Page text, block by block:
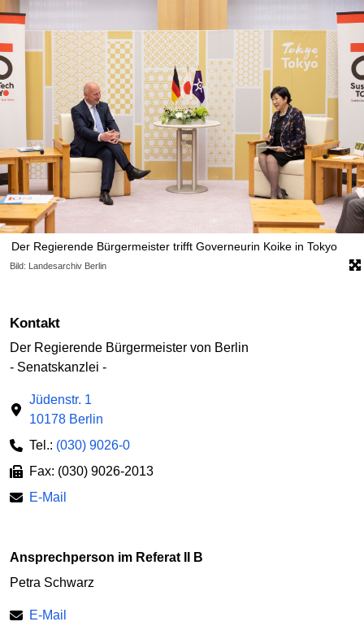
Der Regierende Bürgermeister trifft Governeurin Koike in Tokyo
Bild: Landesarchiv Berlin
Kontakt
Der Regierende Bürgermeister von Berlin
- Senatskanzlei -
Jüdenstr. 1
10178 Berlin
Tel.: (030) 9026-0
Fax: (030) 9026-2013
E-Mail
Ansprechperson im Referat II B
Petra Schwarz
E-Mail